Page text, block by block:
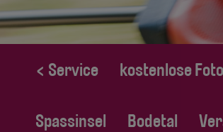
< Service kostenlose
Spassinsel Bodetal